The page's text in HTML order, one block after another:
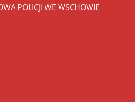
POLICJI WE WSCHOWIE